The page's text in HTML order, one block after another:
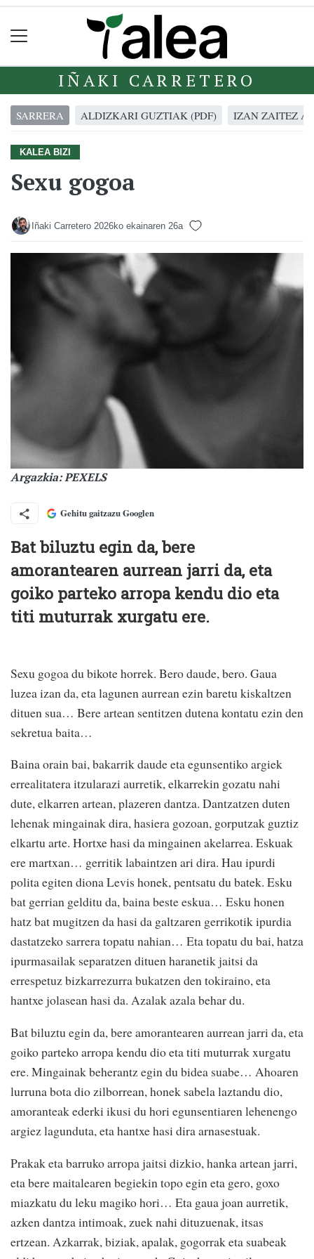
IÑAKI CARRETERO
SARRERA ALDIZKARI GUZTIAK (PDF) IZAN ZAITEZ
KALEA BIZI
Sexu gogoa
Iñaki Carretero 2026ko ekainaren 26a
Argazkia: PEXELS
Gehitu gaitzazu Googlen
Bat biluztu egin da, bere
amorantearen aurrean jarri da, eta
goiko parteko arropa kendu dio eta
titi muturrak xurgatu ere.
Sexu gogoa du bikote horrek. Bero daude, bero. Gaua
luzea izan da, eta lagunen aurrean ezin baretu kiskaltzen
dituen sua… Bere artean sentitzen dutena kontatu ezin den
sekretua baita…
Baina orain bai, bakarrik daude eta egunsentiko argiek
errealitatera itzularazi aurretik, elkarrekin gozatu nahi
dute, elkarren artean, plazeren dantza. Dantzatzen duten
lehenak mingainak dira, hasiera gozoan, gorputzak guztiz
elkartu arte. Hortxe hasi da mingainen akelarrea. Eskuak
ere martxan… gerritik labaintzen ari dira. Hau ipurdi
polita egiten diona Levis honek, pentsatu du batek. Esku
bat gerrian gelditu da, baina beste eskua… Esku honen
hatz bat mugitzen da hasi da galtzaren gerrikotik ipurdia
dastatzeko sarrera topatu nahian… Eta topatu du bai, hatza
ipurmasailak separatzen dituen haranetik jaitsi da
errespetuz bizkarrezurra bukatzen den tokiraino, eta
hantxe jolasean hasi da. Azalak azala behar du.
Bat biluztu egin da, bere amorantearen aurrean jarri da, eta
goiko parteko arropa kendu dio eta titi muturrak xurgatu
ere. Mingainak beherantz egin du bidea suabe… Ahoaren
lurruna bota dio zilborrean, honek sabela laztandu dio,
amoranteak ederki ikusi du hori egunsentiaren lehenengo
argiez lagunduta, eta hantxe hasi dira arnasestuak.
Prakak eta barruko arropa jaitsi dizkio, hanka artean jarri,
eta bere maitalearen begiekin topo egin eta gero, goxo
miazkatu du leku magiko hori… Eta gaua joan aurretik,
azken dantza intimoak, zuek nahi dituzuenak, itsas
ertzean. Azkarrak, biziak, apalak, gogorrak eta suabeak